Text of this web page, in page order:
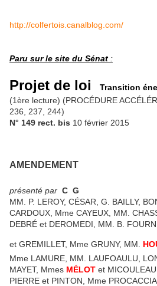
http://colfertois.canalblog.com/
Paru sur le site du Sénat :
Projet de loi
Transition
(1ère lecture) (PROCÉDURE
236, 237, 244)
N° 149 rect. bis 10 février 2015
AMENDEMENT
présenté par C G
MM. P. LEROY, CÉSAR, G. BAILLY,
CARDOUX, Mme CAYEUX, MM.
DEBRÉ et DEROMEDI, MM. B.
et GREMILLET, Mme GRUNY, MM.
Mme LAMURE, MM. LAUFOAULU,
MAYET, Mmes MÉLOT et
PIERRE et PINTON, Mme